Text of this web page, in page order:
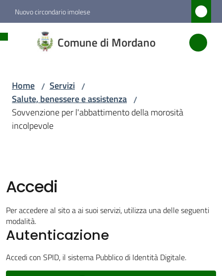
Vai al contenuto
Vai alla navigazione
Vai al footer
Nuovo circondario imolese
Comune di Mordano
di
Amministrazione
Menu selezionato
Vivere
Mordano
Home / Servizi /
Salute, benessere e assistenza /
Sovvenzione per l'abbattimento della morosità
incolpevole
Accedi
Per accedere al sito a ai suoi servizi, utilizza una delle seguenti
modalità.
Autenticazione
Accedi con SPID, il sistema Pubblico di Identità Digitale.